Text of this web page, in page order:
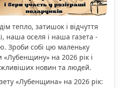
тепло, затишок і відчуття
наша оселя і наша газета -
Зроби собі цю маленьку
на 2026 рік і
новин та людей.
«Лубенщина» на 2026 рік: